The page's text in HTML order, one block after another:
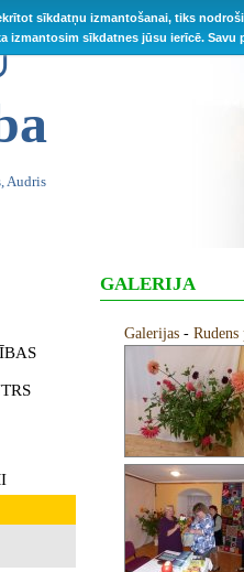
sīkdatņu izmantošanai, tiks
izmantosim sīkdatnes jūsu ierīcē.
Audris
GALERIJA
Galerijas -